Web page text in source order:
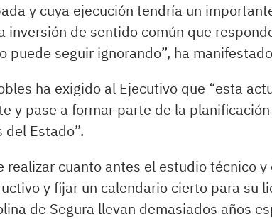
y cuya ejecución tendría un
inversión de sentido común que
puede seguir ignorando”, ha
ha exigido al Ejecutivo que “esta
y pase a formar parte de la
del Estado”.
realizar cuanto antes el estudio técnico
y fijar un calendario cierto para su
de Segura llevan demasiados años